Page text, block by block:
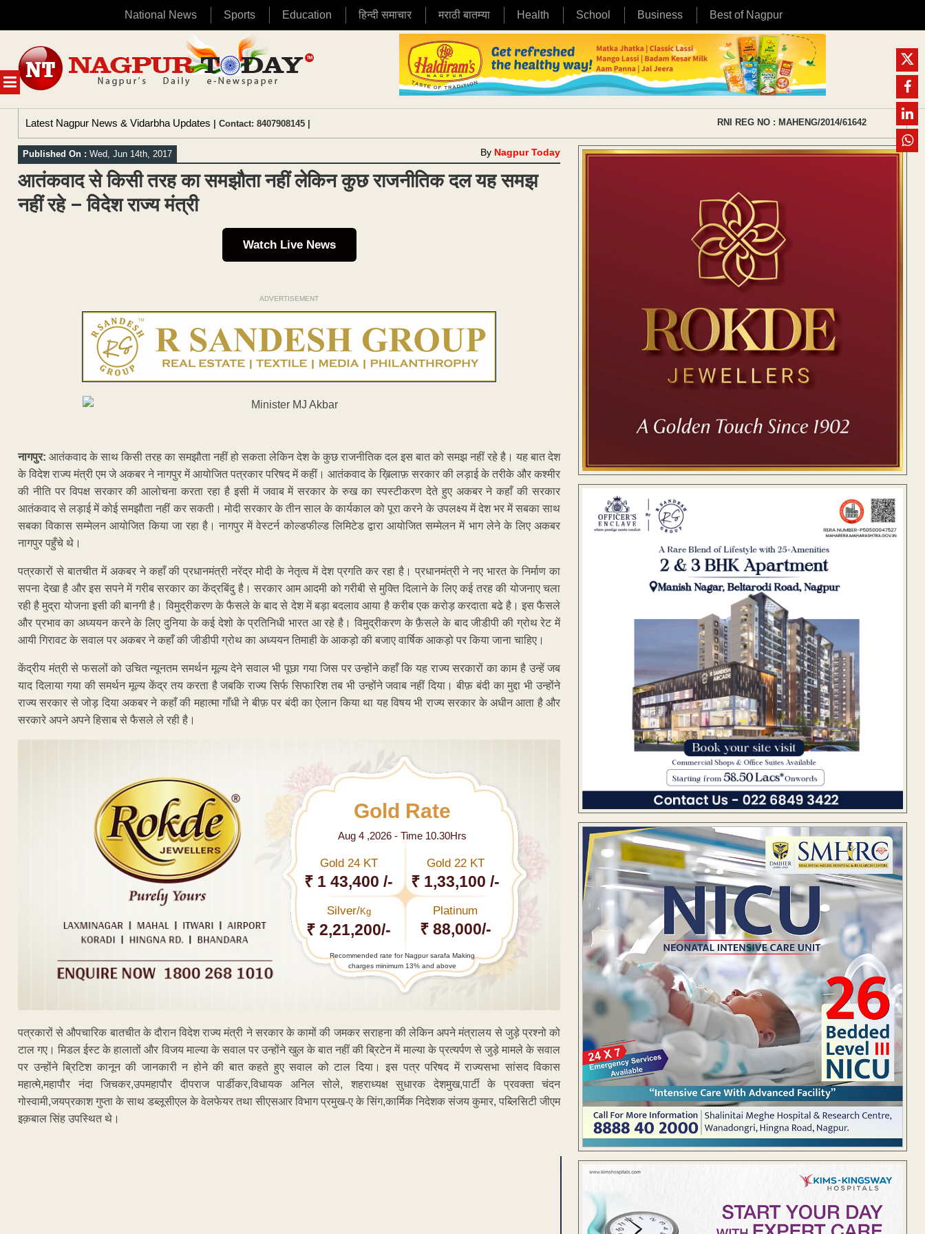
National News Sports Education हिन्दी समाचार मराठी बातम्या Health School Business Best of Nagpur
MENU
content
Latest Nagpur News & Vidarbha Updates | Contact: 8407908145 | RNI REG NO : MAHENG/2014/61642
Published On : Wed, Jun 14th, 2017 By Nagpur Today
आतंकवाद से किसी तरह का समझौता नहीं लेकिन कुछ राजनीतिक दल यह समझ
नहीं रहे – विदेश राज्य मंत्री
Watch Live News
ADVERTISEMENT
नागपुर: आतंकवाद के साथ किसी तरह का समझौता नहीं हो सकता लेकिन देश के कुछ राजनीतिक दल इस बात को समझ नहीं रहे है। यह बात देश
के विदेश राज्य मंत्री एम जे अकबर ने नागपुर में आयोजित पत्रकार परिषद में कहीं। आतंकवाद के ख़िलाफ़ सरकार की लड़ाई के तरीके और कश्मीर
की नीति पर विपक्ष सरकार की आलोचना करता रहा है इसी में जवाब में सरकार के रुख का स्पस्टीकरण देते हुए अकबर ने कहाँ की सरकार
आतंकवाद से लड़ाई में कोई समझौता नहीं कर सकती। मोदी सरकार के तीन साल के कार्यकाल को पूरा करने के उपलक्ष्य में देश भर में सबका साथ
सबका विकास सम्मेलन आयोजित किया जा रहा है। नागपुर में वेस्टर्न कोल्डफील्ड लिमिटेड द्वारा आयोजित सम्मेलन में भाग लेने के लिए अकबर
नागपुर पहुँचे थे।
पत्रकारों से बातचीत में अकबर ने कहाँ की प्रधानमंत्री नरेंद्र मोदी के नेतृत्व में देश प्रगति कर रहा है। प्रधानमंत्री ने नए भारत के निर्माण का
सपना देखा है और इस सपने में गरीब सरकार का केंद्रबिंदु है। सरकार आम आदमी को गरीबी से मुक्ति दिलाने के लिए कई तरह की योजनाए चला
रही है मुद्रा योजना इसी की बानगी है। विमुद्रीकरण के फैसले के बाद से देश में बड़ा बदलाव आया है करीब एक करोड़ करदाता बढे है। इस फैसले
और प्रभाव का अध्ययन करने के लिए दुनिया के कई देशो के प्रतिनिधी भारत आ रहे है। विमुद्रीकरण के फ़ैसले के बाद जीडीपी की ग्रोथ रेट में
आयी गिरावट के सवाल पर अकबर ने कहाँ की जीडीपी ग्रोथ का अध्ययन तिमाही के आकड़ो की बजाए वार्षिक आकड़ो पर किया जाना चाहिए।
केंद्रीय मंत्री से फसलों को उचित न्यूनतम समर्थन मूल्य देने सवाल भी पूछा गया जिस पर उन्होंने कहाँ कि यह राज्य सरकारों का काम है उन्हें जब
याद दिलाया गया की समर्थन मूल्य केंद्र तय करता है जबकि राज्य सिर्फ सिफारिश तब भी उन्होंने जवाब नहीं दिया। बीफ़ बंदी का मुद्दा भी उन्होंने
राज्य सरकार से जोड़ दिया अकबर ने कहाँ की महात्मा गाँधी ने बीफ़ पर बंदी का ऐलान किया था यह विषय भी राज्य सरकार के अधीन आता है और
सरकारे अपने अपने हिसाब से फैसले ले रही है।
Gold Rate
Aug 4 ,2026 - Time 10.30Hrs
Gold 24 KT
₹ 1 43,400 /-
Gold 22 KT
₹ 1,33,100 /-
Silver/Kg
₹ 2,21,200/-
Platinum
₹ 88,000/-
Recommended rate for Nagpur sarafa Making
charges minimum 13% and above
पत्रकारों से औपचारिक बातचीत के दौरान विदेश राज्य मंत्री ने सरकार के कामों की जमकर सराहना की लेकिन अपने मंत्रालय से जुड़े प्रश्नो को
टाल गए। मिडल ईस्ट के हालातों और विजय माल्या के सवाल पर उन्होंने खुल के बात नहीं की ब्रिटेन में माल्या के प्रत्यर्पण से जुड़े मामले के सवाल
पर उन्होंने ब्रिटिश कानून की जानकारी न होने की बात कहते हुए सवाल को टाल दिया। इस पत्र परिषद में राज्यसभा सांसद विकास
महात्मे,महापौर नंदा जिचकर,उपमहापौर दीपराज पार्डीकर,विधायक अनिल सोले, शहराध्यक्ष सुधारक देशमुख,पार्टी के प्रवक्ता चंदन
गोस्वामी,जयप्रकाश गुप्ता के साथ डब्लूसीएल के वेलफेयर तथा सीएसआर विभाग प्रमुख-ए के सिंग,कार्मिक निदेशक संजय कुमार, पब्लिसिटी जीएम
इक़बाल सिंह उपस्थित थे।